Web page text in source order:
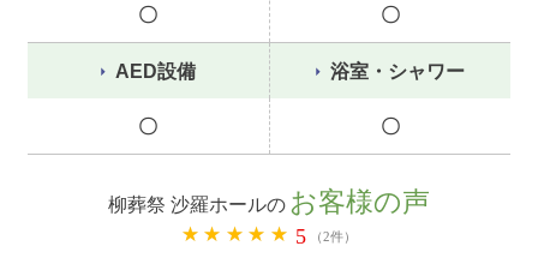
〇 〇
AED設備
〇
浴室・シャワー
〇
柳葬祭 沙羅ホールの お客様の声
5 （2件）